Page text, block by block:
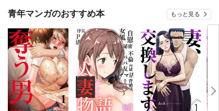
『ざまぁ！』します！
（
青年マンガのおすすめ本 もっと見る